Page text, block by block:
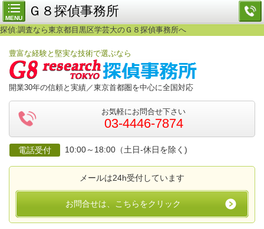
MENU Ｇ８探偵事務所
探偵:調査なら東京都目黒区学芸大のＧ８探偵事務所へ
豊富な経験と堅実な技術で選ぶなら
開業30年の信頼と実績／東京首都圏を中心に全国対応
お気軽にお問合せ下さい
03-4446-7874
電話受付 10:00～18:00（土日-休日を除く)
メールは24h受付しています
お問合せは、こちらをクリック